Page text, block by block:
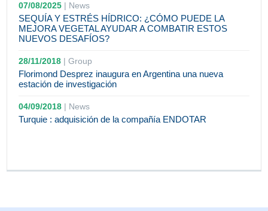
07/08/2025 | News
SEQUÍA Y ESTRÉS HÍDRICO: ¿CÓMO PUEDE LA
MEJORA VEGETAL AYUDAR A COMBATIR ESTOS
NUEVOS DESAFÍOS?
28/11/2018 |Group
Florimond Desprez inaugura en Argentina una nueva
estación de investigación
04/09/2018 | News
Turquie : adquisición de la compañía ENDOTAR